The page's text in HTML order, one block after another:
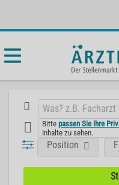
Bittepassen Sie Ihre
Inhalte zu sehen.
Position